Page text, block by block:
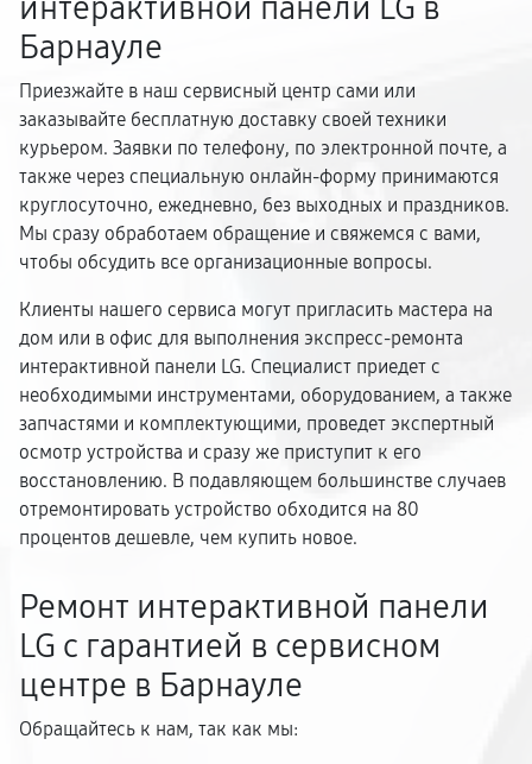
интерактивной панели LG в
Барнауле
Приезжайте в наш сервисный центр сами или
заказывайте бесплатную доставку своей техники
курьером. Заявки по телефону, по электронной почте, а
также через специальную онлайн-форму принимаются
круглосуточно, ежедневно, без выходных и праздников.
Мы сразу обработаем обращение и свяжемся с вами,
чтобы обсудить все организационные вопросы.
Клиенты нашего сервиса могут пригласить мастера на
дом или в офис для выполнения экспресс-ремонта
интерактивной панели LG. Специалист приедет с
необходимыми инструментами, оборудованием, а также
запчастями и комплектующими, проведет экспертный
осмотр устройства и сразу же приступит к его
восстановлению. В подавляющем большинстве случаев
отремонтировать устройство обходится на 80
процентов дешевле, чем купить новое.
Ремонт интерактивной панели
LG с гарантией в сервисном
центре в Барнауле
Обращайтесь к нам, так как мы: